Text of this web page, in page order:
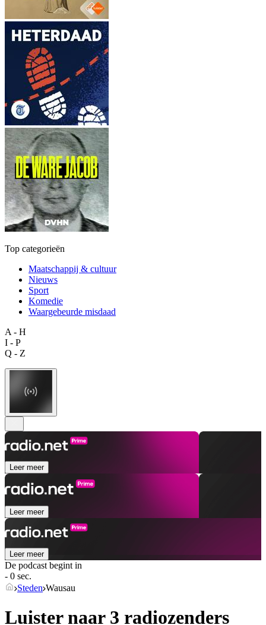
Top categorieën
Maatschappij & cultuur
Nieuws
Sport
Komedie
Waargebeurde misdaad
A - H
I - P
Q - Z
Leer meer
Leer meer
Leer meer
De podcast begint in
- 0 sec.
Steden Wausau
Luister naar 3 radiozenders